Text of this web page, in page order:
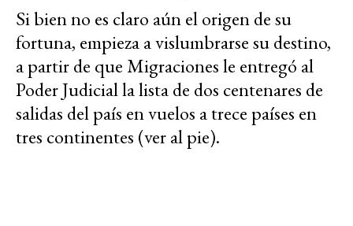
Si bien no es claro aún el origen de su
fortuna, empieza a vislumbrarse su destino,
a partir de que Migraciones le entregó al
Poder Judicial la lista de dos centenares de
salidas del país en vuelos a trece países en
tres continentes (ver al pie).